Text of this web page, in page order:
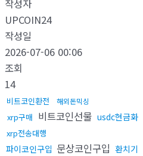
작성자
UPCOIN24
작성일
2026-07-06 00:06
조회
14
비트코인환전 해외돈믹싱
xrp구매 비트코인선물 usdc현금화
xrp전송대행
파이코인구입 문상코인구입 환치기